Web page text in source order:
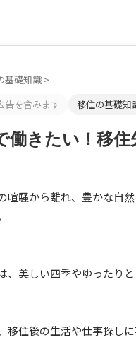
基礎知識 >
告を含みます
移住の基礎知
働きたい！移住
喧騒から離れ、豊かな自
、美しい四季やゆったり
移住後の生活や仕事探し